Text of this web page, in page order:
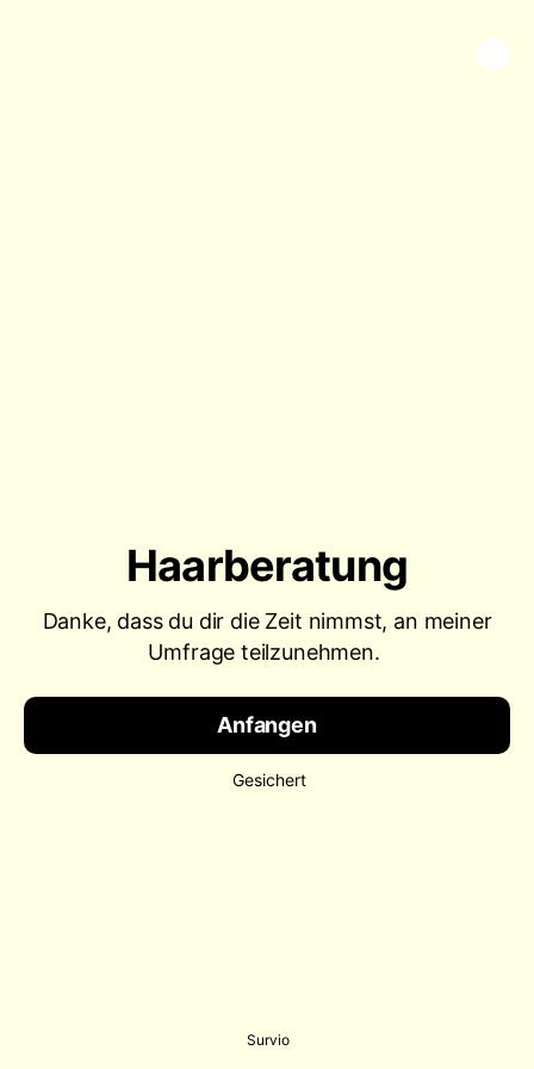
Haarberatung
Danke, dass du dir die Zeit nimmst, an meiner
Umfrage teilzunehmen.
Anfangen
Gesichert
Survio